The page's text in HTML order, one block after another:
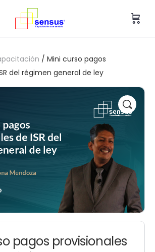
/ Mini curso pagos
del régimen general de ley
pagos provisionales